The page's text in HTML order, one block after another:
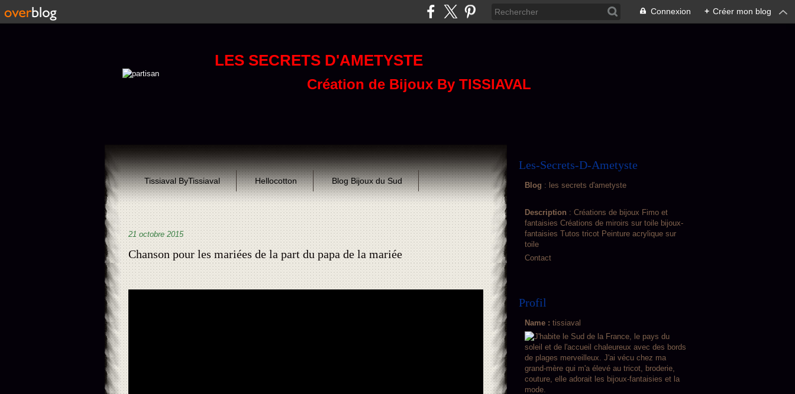
Connexion + Créer mon blog
LES SECRETS D'AMETYSTE
Création de Bijoux By TISSIAVAL
Tissiaval ByTissiaval Hellocotton Blog Bijoux du Sud
21 octobre 2015
Chanson pour les mariées de la part du papa de la mariée
Les-Secrets-D-Ametyste
Blog : les secrets d'ametyste
Description : Créations de bijoux Fimo et
fantaisies Créations de miroirs sur toile bijoux-
fantaisies Tutos tricot Peinture acrylique sur
toile
Contact
Profil
Name : tissiaval